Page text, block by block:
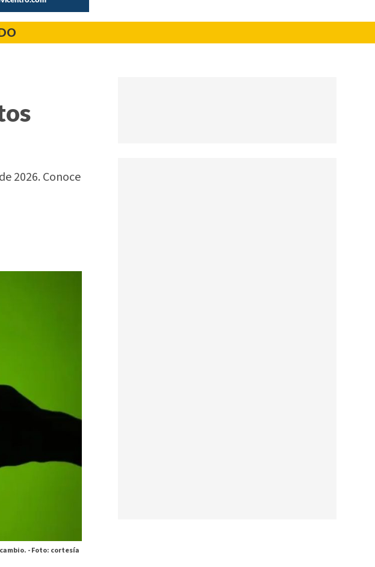
2026. Conoce
-Foto: cortesía